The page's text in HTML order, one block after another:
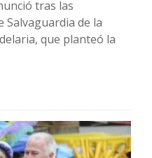
tras las
Salvaguardia de la
que planteó la